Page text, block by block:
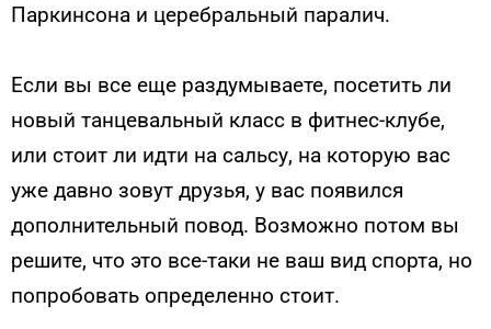
Паркинсона и церебральный паралич.
Если вы все еще раздумываете, посетить ли
новый танцевальный класс в фитнес-клубе,
или стоит ли идти на сальсу, на которую вас
уже давно зовут друзья, у вас появился
дополнительный повод. Возможно потом вы
решите, что это все-таки не ваш вид спорта, но
попробовать определенно стоит.